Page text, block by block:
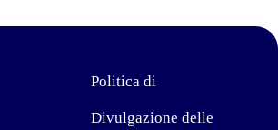
Politica di
Divulgazione delle